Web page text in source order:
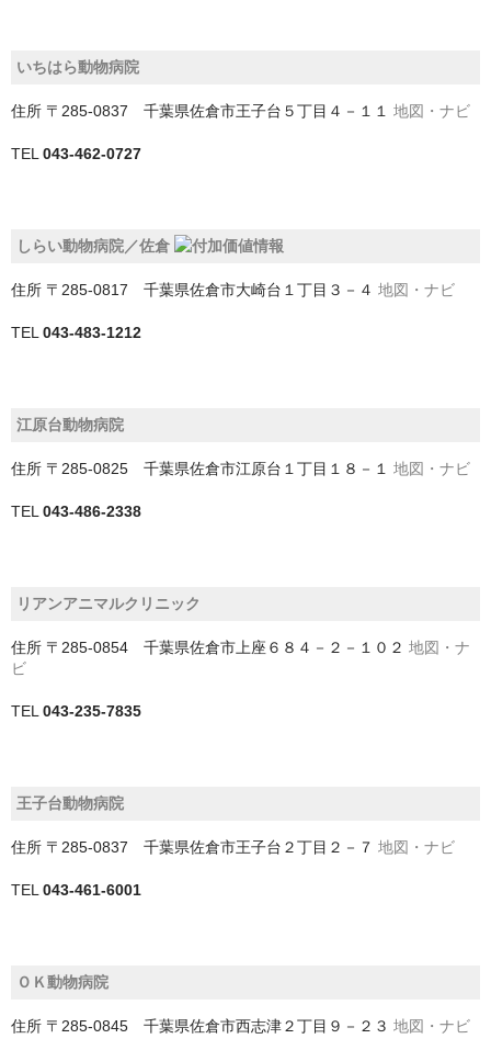
茂原市
袖ケ浦市
野田市
鎌ケ谷市
長生郡一宮町
長生郡長柄町
館山市
香取市
香取郡多古町
和歌山県
埼玉県
さいたま市
三郷市
上尾市
久喜市
児玉郡神川町
児玉郡美里町
いちはら動物病院
住所 〒285-0837 千葉県佐倉市王子台５丁目４－１１ 地図・ナビ
TEL 043-462-0727
しらい動物病院／佐倉
住所 〒285-0817 千葉県佐倉市大崎台１丁目３－４ 地図・ナビ
TEL 043-483-1212
江原台動物病院
住所 〒285-0825 千葉県佐倉市江原台１丁目１８－１ 地図・ナビ
TEL 043-486-2338
リアンアニマルクリニック
住所 〒285-0854 千葉県佐倉市上座６８４－２－１０２ 地図・ナ
ビ
TEL 043-235-7835
王子台動物病院
住所 〒285-0837 千葉県佐倉市王子台２丁目２－７ 地図・ナビ
TEL 043-461-6001
ＯＫ動物病院
住所 〒285-0845 千葉県佐倉市西志津２丁目９－２３ 地図・ナビ